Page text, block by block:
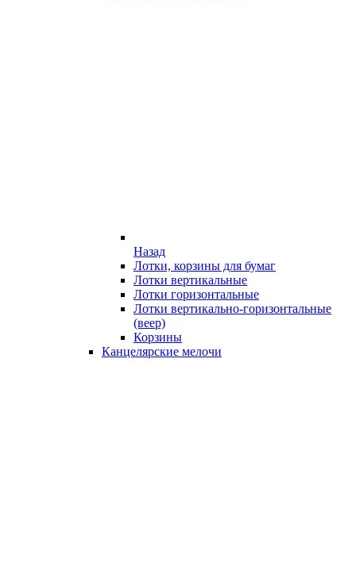
Назад
Лотки, корзины для бумаг
Лотки вертикальные
Лотки горизонтальные
Лотки вертикально-горизонтальные
(веер)
Корзины
Канцелярские мелочи